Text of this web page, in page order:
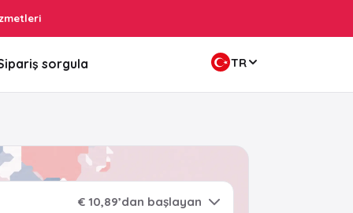
sorgula TR
€ 10,89’dan başlayan